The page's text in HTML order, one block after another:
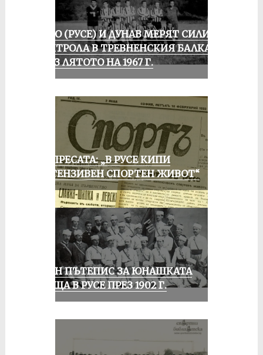
ЛОКО (РУСЕ) И ДУНАВ МЕРЯТ СИЛИ В
КОНТРОЛА В ТРЕВНЕНСКИЯ БАЛКАН
ПРЕЗ ЛЯТОТО НА 1967 Г.
ОТ ПРЕСАТА: „В РУСЕ КИПИ
ИНТЕНЗИВЕН СПОРТЕН ЖИВОТ“
ЕДИН ПЪТЕПИС ЗА ЮНАШКАТА
СРЕЩА В РУСЕ ПРЕЗ 1902 Г.